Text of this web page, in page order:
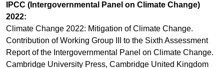
IPCC (Intergovernmental Panel on Climate Change)
2022:
Climate Change 2022: Mitigation of Climate Change.
Contribution of Working Group III to the Sixth Assessment
Report of the Intergovernmental Panel on Climate Change.
Cambridge University Press, Cambridge United Kingdom